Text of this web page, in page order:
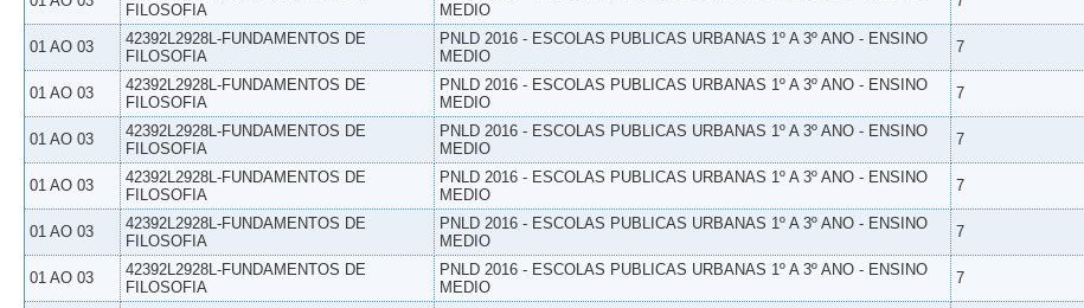
FILOSOFIA
MEDIO
01 AO 03
42392L2928L-FUNDAMENTOS DE
FILOSOFIA
PNLD 2016 - ESCOLAS PUBLICAS URBANAS 1º A 3º ANO - ENSINO
MEDIO
7
01 AO 03
42392L2928L-FUNDAMENTOS DE
FILOSOFIA
PNLD 2016 - ESCOLAS PUBLICAS URBANAS 1º A 3º ANO - ENSINO
MEDIO
7
01 AO 03
42392L2928L-FUNDAMENTOS DE
FILOSOFIA
PNLD 2016 - ESCOLAS PUBLICAS URBANAS 1º A 3º ANO - ENSINO
MEDIO
7
01 AO 03
42392L2928L-FUNDAMENTOS DE
FILOSOFIA
PNLD 2016 - ESCOLAS PUBLICAS URBANAS 1º A 3º ANO - ENSINO
MEDIO
7
01 AO 03
42392L2928L-FUNDAMENTOS DE
FILOSOFIA
PNLD 2016 - ESCOLAS PUBLICAS URBANAS 1º A 3º ANO - ENSINO
MEDIO
7
01 AO 03
42392L2928L-FUNDAMENTOS DE
FILOSOFIA
PNLD 2016 - ESCOLAS PUBLICAS URBANAS 1º A 3º ANO - ENSINO
MEDIO
7